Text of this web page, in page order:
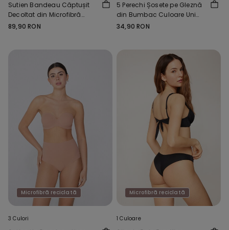
Sutien Bandeau Căptușit
Decoltat din Microfibră
Reciclată
89,90 RON
5 Perechi Șosete pe Gleznă
din Bumbac Culoare Uni
Unisex
34,90 RON
Microfibră reciclată
3 Culori
Microfibră reciclată
1 Culoare